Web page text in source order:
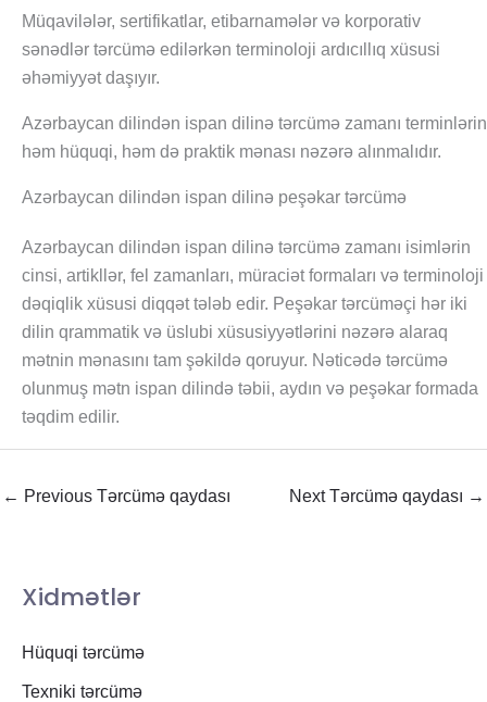
Müqavilələr, sertifikatlar, etibarnamələr və korporativ
sənədlər tərcümə edilərkən terminoloji ardıcıllıq xüsusi
əhəmiyyət daşıyır.
Azərbaycan dilindən ispan dilinə tərcümə zamanı terminlərin
həm hüquqi, həm də praktik mənası nəzərə alınmalıdır.
Azərbaycan dilindən ispan dilinə peşəkar tərcümə
Azərbaycan dilindən ispan dilinə tərcümə zamanı isimlərin
cinsi, artikllər, fel zamanları, müraciət formaları və terminoloji
dəqiqlik xüsusi diqqət tələb edir. Peşəkar tərcüməçi hər iki
dilin qrammatik və üslubi xüsusiyyətlərini nəzərə alaraq
mətnin mənasını tam şəkildə qoruyur. Nəticədə tərcümə
olunmuş mətn ispan dilində təbii, aydın və peşəkar formada
təqdim edilir.
← Previous Tərcümə qaydası Next Tərcümə qaydası →
Xidmətlər
Hüquqi tərcümə
Texniki tərcümə